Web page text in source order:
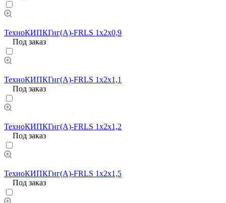
ТехноКИПКГнг(А)-FRLS 1х2х0,9
Под заказ
ТехноКИПКГнг(А)-FRLS 1х2х1,1
Под заказ
ТехноКИПКГнг(А)-FRLS 1х2х1,2
Под заказ
ТехноКИПКГнг(А)-FRLS 1х2х1,5
Под заказ